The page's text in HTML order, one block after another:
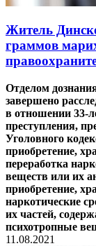
Житель
граммов
Отделом
завершено
в отношении 33-
преступления,
Уголовного
приобретение,
переработка
веществ или их
приобретение,
наркотические
их частей,
психотропные
11.08.2021